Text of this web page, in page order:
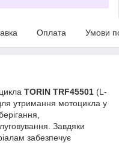
Оплата Умови
TORIN TRF45501 (L-
утримання мотоцикла у
Завдяки
забезпечує